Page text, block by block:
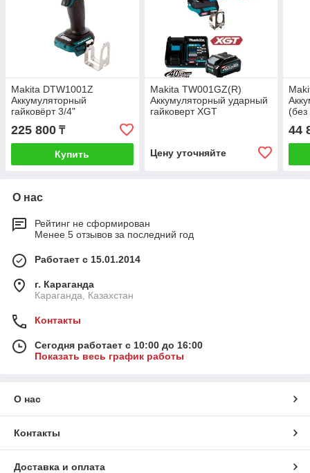
Makita DTW1001Z
Аккумуляторный
гайковёрт 3/4"
225 800 ₸
Купить
Makita TW001GZ(R)
Аккумуляторный ударный
гайковерт XGT
Цену уточняйте
(без
44
О нас
Рейтинг не сформирован
Менее 5 отзывов за последний год
Работает с 15.01.2014
г. Караганда
Караганда, Казахстан
Контакты
Сегодня работает с 10:00 до 16:00
Показать весь график работы
О нас
Контакты
Доставка и оплата